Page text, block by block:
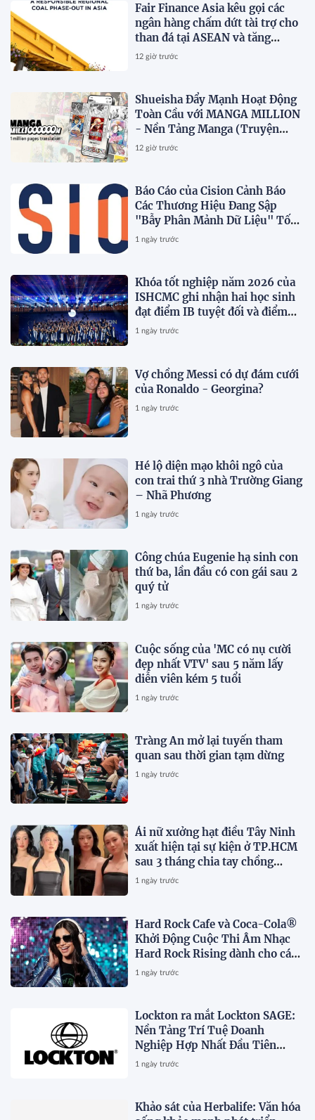
Fair Finance Asia kêu gọi các
ngân hàng chấm dứt tài trợ cho
than đá tại ASEAN và tăng
cường các biện pháp bảo vệ xã
12 giờ trước
Shueisha Đẩy Mạnh Hoạt Động
Toàn Cầu với MANGA MILLION
- Nền Tảng Manga (Truyện
Tranh Nhật Bản) Hỗ Trợ 100
12 giờ trước
Báo Cáo của Cision Cảnh Báo
Các Thương Hiệu Đang Sập
"Bẫy Phân Mảnh Dữ Liệu" Tốn
Kém
1 ngày trước
Khóa tốt nghiệp năm 2026 của
ISHCMC ghi nhận hai học sinh
đạt điểm IB tuyệt đối và điểm
trung bình toàn khóa đạt 34,5
1 ngày trước
Vợ chồng Messi có dự đám cưới
của Ronaldo - Georgina?
1 ngày trước
Hé lộ diện mạo khôi ngô của
con trai thứ 3 nhà Trường Giang
– Nhã Phương
1 ngày trước
Công chúa Eugenie hạ sinh con
thứ ba, lần đầu có con gái sau 2
quý tử
1 ngày trước
Cuộc sống của 'MC có nụ cười
đẹp nhất VTV' sau 5 năm lấy
diễn viên kém 5 tuổi
1 ngày trước
Tràng An mở lại tuyến tham
quan sau thời gian tạm dừng
1 ngày trước
Ái nữ xưởng hạt điều Tây Ninh
xuất hiện tại sự kiện ở TP.HCM
sau 3 tháng chia tay chồng
Campuchia
1 ngày trước
Hard Rock Cafe và Coca-Cola®
Khởi Động Cuộc Thi Âm Nhạc
Hard Rock Rising dành cho các
Nghệ Sĩ Trẻ Triển Vọng
1 ngày trước
Lockton ra mắt Lockton SAGE:
Nền Tảng Trí Tuệ Doanh
Nghiệp Hợp Nhất Đầu Tiên
Trong Ngành
1 ngày trước
Khảo sát của Herbalife: Văn hóa